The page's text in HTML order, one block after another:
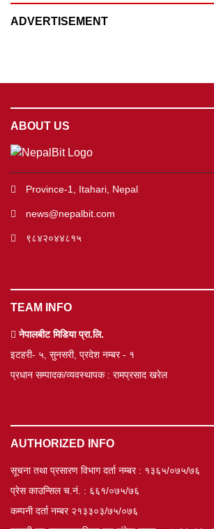
ADVERTISEMENT
ABOUT US
Province-1, Itahari, Nepal
news@nepalbit.com
९८४२०४४८१५
TEAM INFO
नेपालबीट मिडिया प्रा.लि.
इटहरी- ५, सुनसरी, प्रदेश नम्बर - १
प्रधान सम्पादक/व्यवस्थापक : रामप्रसाद खरेल
AUTHORIZED INFO
सूचना तथा प्रसारण विभाग दर्ता नम्बर : १३६५/०७५/७६
प्रेस काउन्सिल च.नं. : ६६१/०७५/७६
कम्पनी दर्ता नम्बर २१३३०३/७५/०७६